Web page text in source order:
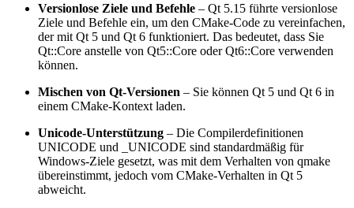
Versionlose Ziele und Befehle – Qt 5.15 führte versionlose
Ziele und Befehle ein, um den CMake-Code zu vereinfachen,
der mit Qt 5 und Qt 6 funktioniert. Das bedeutet, dass Sie
Qt::Core anstelle von Qt5::Core oder Qt6::Core verwenden
können.
Mischen von Qt-Versionen – Sie können Qt 5 und Qt 6 in
einem CMake-Kontext laden.
Unicode-Unterstützung – Die Compilerdefinitionen
UNICODE und _UNICODE sind standardmäßig für
Windows-Ziele gesetzt, was mit dem Verhalten von qmake
übereinstimmt, jedoch vom CMake-Verhalten in Qt 5
abweicht.